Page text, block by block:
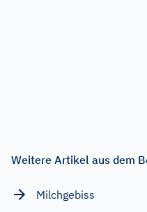
Weitere Artikel aus dem
Milchgebiss